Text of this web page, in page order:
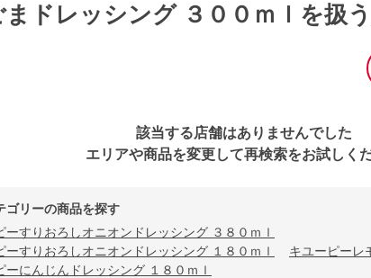
ドレッシング ３００ｍｌを扱
該当する店舗はありませんでした
エリアや商品を変更して再検索をお試しく
ゴリーの商品を探す
ーすりおろしオニオンドレッシング ３８０ｍｌ
ーすりおろしオニオンドレッシング １８０ｍｌ
キユーピーレ
ーにんじんドレッシング １８０ｍｌ